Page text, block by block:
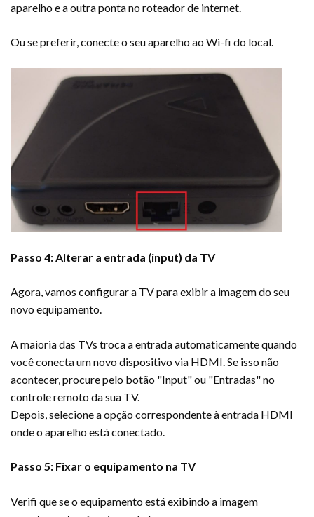
aparelho e a outra ponta no roteador de internet.
Ou se preferir, conecte o seu aparelho ao Wi-fi do local.
Passo 4: Alterar a entrada (input) da TV
Agora, vamos configurar a TV para exibir a imagem do seu
novo equipamento.
A maioria das TVs troca a entrada automaticamente quando
você conecta um novo dispositivo via HDMI. Se isso não
acontecer, procure pelo botão "Input" ou "Entradas" no
controle remoto da sua TV.
Depois, selecione a opção correspondente à entrada HDMI
onde o aparelho está conectado.
Passo 5: Fixar o equipamento na TV
Verifi que se o equipamento está exibindo a imagem